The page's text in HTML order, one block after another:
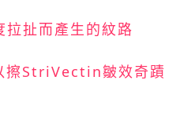
拉扯而產生的紋路
擦StriVectin皺效奇蹟